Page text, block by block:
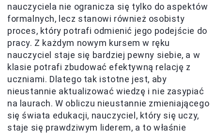
nauczyciela nie ogranicza się tylko do aspektów
formalnych, lecz stanowi również osobisty
proces, który potrafi odmienić jego podejście do
pracy. Z każdym nowym kursem w ręku
nauczyciel staje się bardziej pewny siebie, a w
klasie potrafi zbudować efektywną relację z
uczniami. Dlatego tak istotne jest, aby
nieustannie aktualizować wiedzę i nie zasypiać
na laurach. W obliczu nieustannie zmieniającego
się świata edukacji, nauczyciel, który się uczy,
staje się prawdziwym liderem, a to właśnie